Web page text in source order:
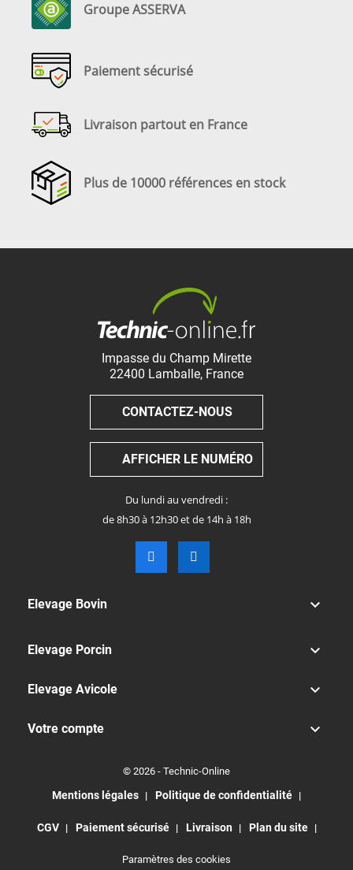
Groupe ASSERVA
Paiement sécurisé
Livraison partout en France
Plus de 10000 références en stock
Impasse du Champ Mirette
22400 Lamballe, France
CONTACTEZ-NOUS
AFFICHER LE NUMÉRO
Du lundi au vendredi :
de 8h30 à 12h30 et de 14h à 18h
Elevage Bovin 
Elevage Porcin 
Elevage Avicole 
Votre compte 
© 2026 - Technic-Online
Mentions légales Politique de confidentialité
CGV Paiement sécurisé Livraison Plan du site
Paramètres des cookies